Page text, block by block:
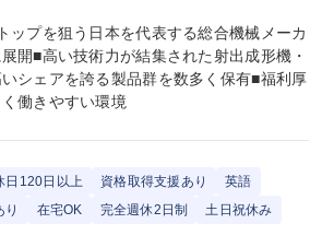
ップを狙う日本を代表する総合機械メーカ
開■高い技術力が結集された射出成形機・
シェアを誇る製品群を数多く保有■福利厚
働きやすい環境
日120日以上 資格取得支援あり
英語
り 在宅OK 完全週休2日制
土日祝休み